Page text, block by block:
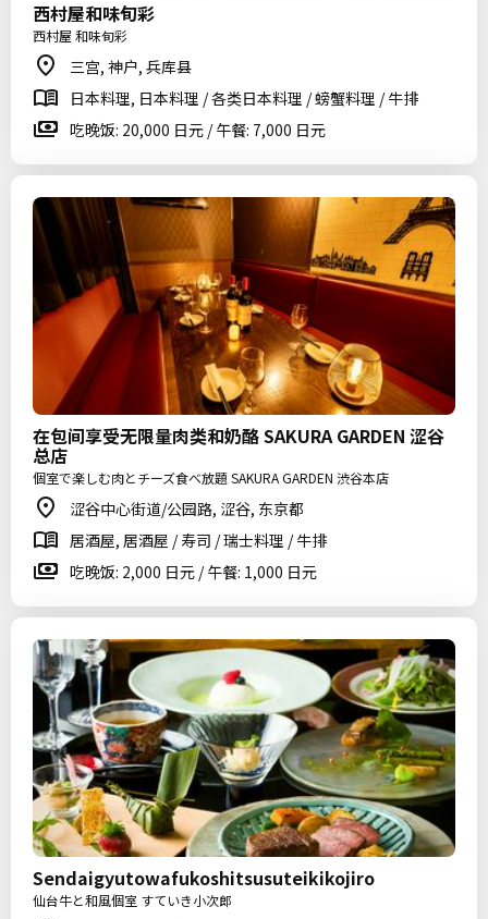
西村屋和味旬彩
西村屋 和味旬彩
三宫, 神户, 兵库县
日本料理, 日本料理 / 各类日本料理 / 螃蟹料理 / 牛排
吃晚饭: 20,000 日元 / 午餐: 7,000 日元
在包间享受无限量肉类和奶酪 SAKURA GARDEN 涩谷
总店
個室で楽しむ肉とチーズ食べ放題 SAKURA GARDEN 渋谷本店
涩谷中心街道/公园路, 涩谷, 东京都
居酒屋, 居酒屋 / 寿司 / 瑞士料理 / 牛排
吃晚饭: 2,000 日元 / 午餐: 1,000 日元
Sendaigyutowafukoshitsusuteikikojiro
仙台牛と和風個室 すていき小次郎